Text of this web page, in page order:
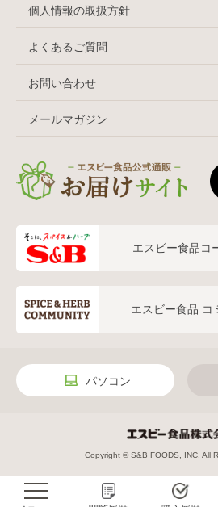
個人情報の取扱方針
よくあるご質問
お問い合わせ
メールマガジン
エスビー食品コ
エスビー食品 コ
パソコン
Copyright © S&B FOODS, INC. All